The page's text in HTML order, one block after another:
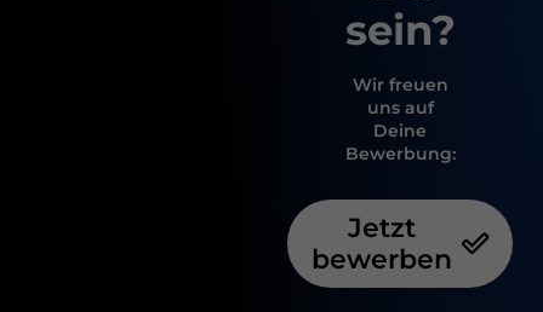
sein?
Wir freuen
uns auf
Deine
Bewerbung:
Jetzt
bewerben